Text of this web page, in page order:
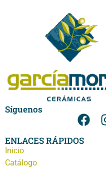
Síguenos
ENLACES RÁPIDOS
Inicio
Catálogo